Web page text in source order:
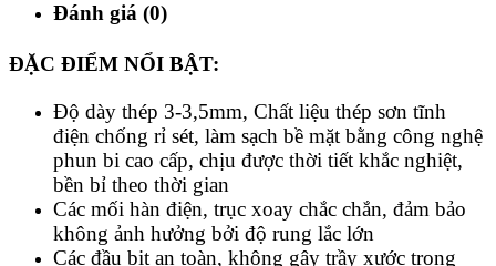
Đánh giá (0)
ĐẶC ĐIỂM NỔI BẬT:
Độ dày thép 3-3,5mm, Chất liệu thép sơn tĩnh
điện chống rỉ sét, làm sạch bề mặt bằng công nghệ
phun bi cao cấp, chịu được thời tiết khắc nghiệt,
bền bỉ theo thời gian
Các mối hàn điện, trục xoay chắc chắn, đảm bảo
không ảnh hưởng bởi độ rung lắc lớn
Các đầu bịt an toàn, không gây trầy xước trong